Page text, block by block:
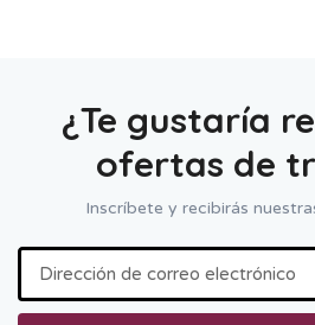
¿Te gustaría
ofertas de
Inscríbete y recibirás